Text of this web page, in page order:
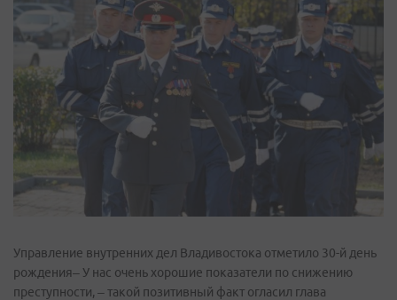
Управление внутренних дел Владивостока отметило 30-й день
рождения– У нас очень хорошие показатели по снижению
преступности, – такой позитивный факт огласил глава